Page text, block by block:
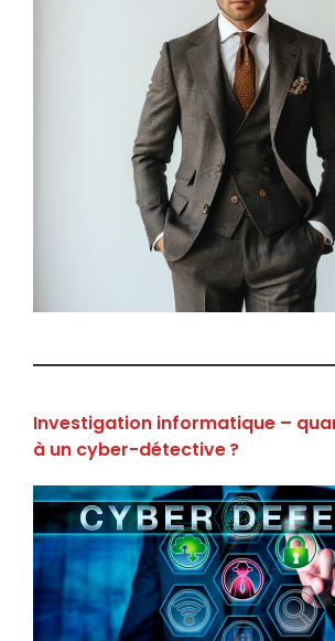
Investigation informatique –
à un cyber-détective ?